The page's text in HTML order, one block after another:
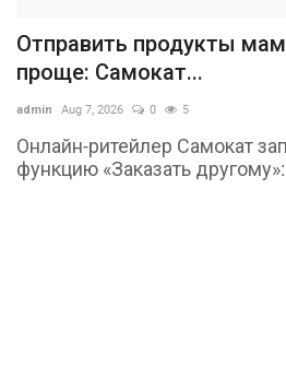
Отправить продукты
проще: Самокат...
admin Aug 7, 2026 0 5
Онлайн-ритейлер Самокат
функцию «Заказать